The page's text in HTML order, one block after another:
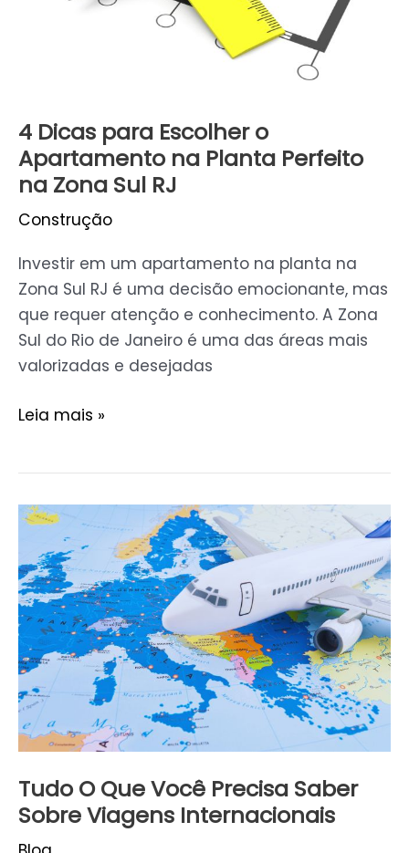
4 Dicas para Escolher o
Apartamento na Planta Perfeito
na Zona Sul RJ
Construção
Investir em um apartamento na planta na
Zona Sul RJ é uma decisão emocionante, mas
que requer atenção e conhecimento. A Zona
Sul do Rio de Janeiro é uma das áreas mais
valorizadas e desejadas
Sul
RJ
Leia mais »
Tudo O Que Você Precisa Saber
Sobre Viagens Internacionais
Tudo
Que
Você
Precisa
Saber
Sobre
Viagens
Internacionais